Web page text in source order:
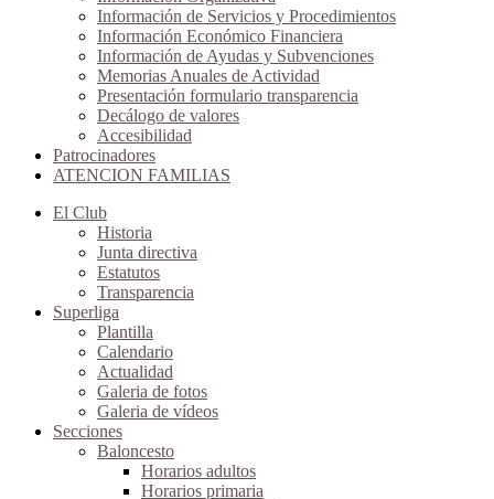
Información de Servicios y Procedimientos
Información Económico Financiera
Información de Ayudas y Subvenciones
Memorias Anuales de Actividad
Presentación formulario transparencia
Decálogo de valores
Accesibilidad
Patrocinadores
ATENCION FAMILIAS
El Club
Historia
Junta directiva
Estatutos
Transparencia
Superliga
Plantilla
Calendario
Actualidad
Galeria de fotos
Galeria de vídeos
Secciones
Baloncesto
Horarios adultos
Horarios primaria